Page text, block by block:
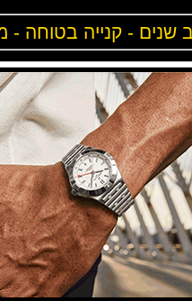
- קנייה בטוחה -